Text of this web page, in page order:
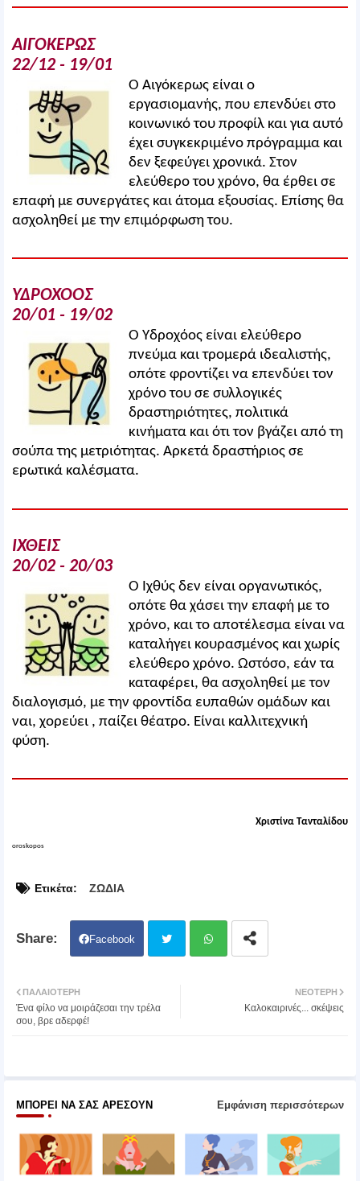
ΑΙΓΟΚΕΡΩΣ
22/12 - 19/01
Ο Αιγόκερως είναι ο
εργασιομανής, που επενδύει στο
κοινωνικό του προφίλ και για αυτό
έχει συγκεκριμένο πρόγραμμα και
δεν ξεφεύγει χρονικά. Στον
ελεύθερο του χρόνο, θα έρθει σε
επαφή με συνεργάτες και άτομα εξουσίας. Επίσης θα
ασχοληθεί με την επιμόρφωση του.
ΥΔΡΟΧΟΟΣ
20/01 - 19/02
Ο Υδροχόος είναι ελεύθερο
πνεύμα και τρομερά ιδεαλιστής,
οπότε φροντίζει να επενδύει τον
χρόνο του σε συλλογικές
δραστηριότητες, πολιτικά
κινήματα και ότι τον βγάζει από τη
σούπα της μετριότητας. Αρκετά δραστήριος σε
ερωτικά καλέσματα.
ΙΧΘΕΙΣ
20/02 - 20/03
Ο Ιχθύς δεν είναι οργανωτικός,
οπότε θα χάσει την επαφή με το
χρόνο, και το αποτέλεσμα είναι να
καταλήγει κουρασμένος και χωρίς
ελεύθερο χρόνο. Ωστόσο, εάν τα
καταφέρει, θα ασχοληθεί με τον
διαλογισμό, με την φροντίδα ευπαθών ομάδων και
ναι, χορεύει , παίζει θέατρο. Είναι καλλιτεχνική
φύση.
Χριστίνα Τανταλίδου
oroskopos
Ετικέτα: ΖΩΔΙΑ
Facebook
ΝΕΌΤΕΡΗ
Καλοκαιρινές... σκέψεις
ΠΑΛΑΙΌΤΕΡΗ
Ένα φίλο να μοιράζεσαι την τρέλα
σου, βρε αδερφέ!
ΜΠΟΡΕΊ ΝΑ ΣΑΣ ΑΡΈΣΟΥΝ Εμφάνιση περισσότερων